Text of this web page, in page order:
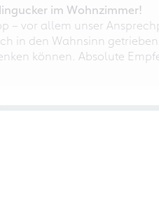
im Wohnzimmer!
– vor allem unser
in den Wahnsinn
können. Absolute